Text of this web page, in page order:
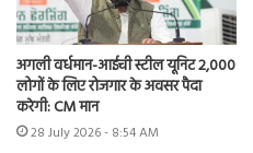
अगली वर्धमान-आईची स्टील यूनिट 2,000
लोगों के लिए रोजगार के अवसर पैदा
करेगी: CM मान
28 July 2026 - 8:54 AM